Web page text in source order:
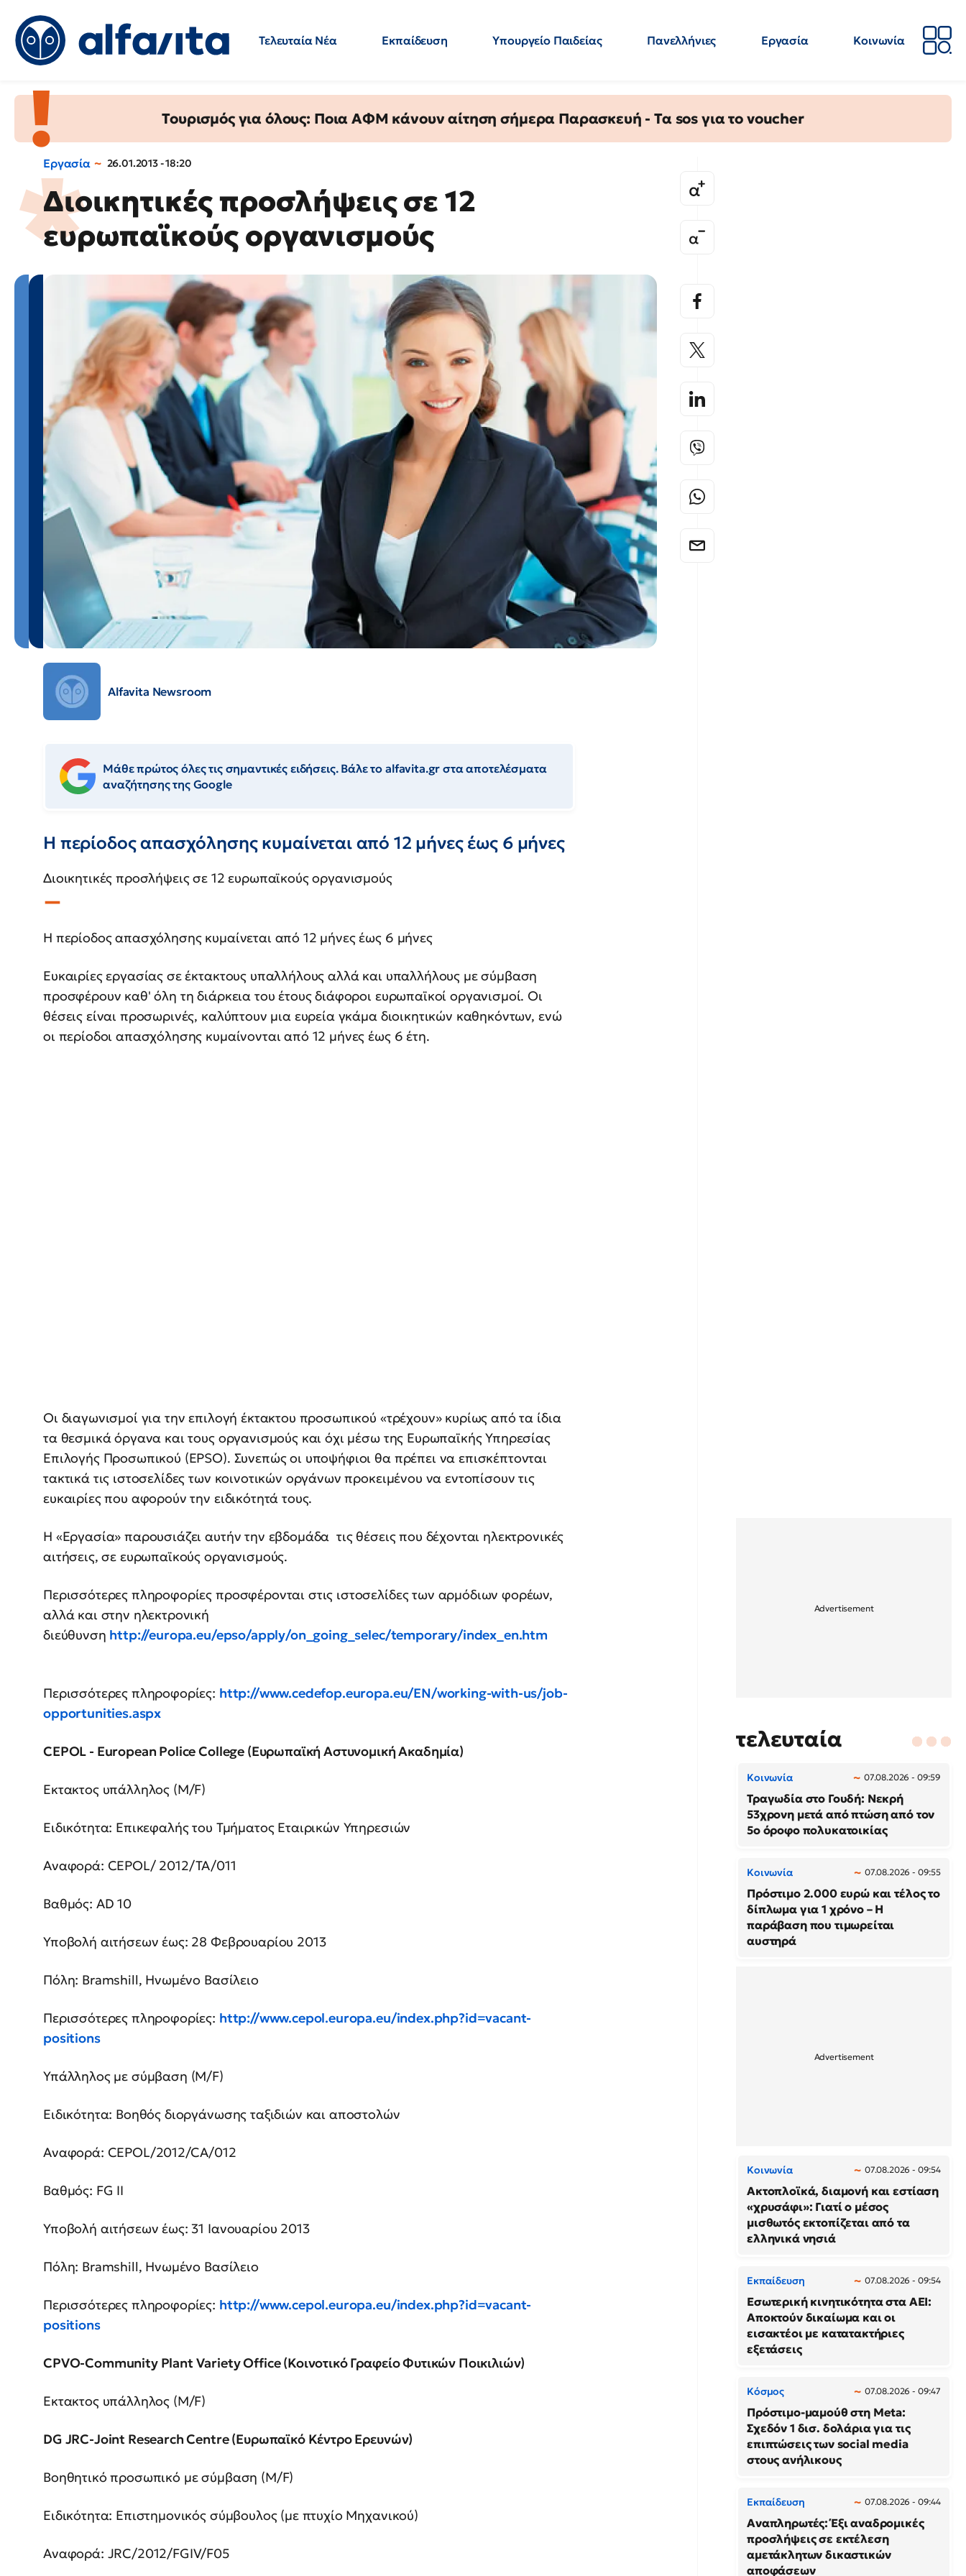
Τελευταία Νέα Εκπαίδευση Υπουργείο Παιδείας Πανελλήνιες Εργασία
Κοινωνία
Τουρισμός για όλους: Ποια ΑΦΜ κάνουν αίτηση σήμερα Παρασκευή - Τα sos για το voucher
Εργασία 26.01.2013 - 18:20
Διοικητικές προσλήψεις σε 12
ευρωπαϊκούς οργανισμούς
Alfavita Newsroom
Μάθε πρώτος όλες τις σημαντικές ειδήσεις. Βάλε το alfavita.gr στα αποτελέσματα
αναζήτησης της Google
Η περίοδος απασχόλησης κυμαίνεται από 12 μήνες έως 6 μήνες
Διοικητικές προσλήψεις σε 12 ευρωπαϊκούς οργανισμούς
Η περίοδος απασχόλησης κυμαίνεται από 12 μήνες έως 6 μήνες
Ευκαιρίες εργασίας σε έκτακτους υπαλλήλους αλλά και υπαλλήλους με σύμβαση
προσφέρουν καθ' όλη τη διάρκεια του έτους διάφοροι ευρωπαϊκοί οργανισμοί. Οι
θέσεις είναι προσωρινές, καλύπτουν μια ευρεία γκάμα διοικητικών καθηκόντων, ενώ
οι περίοδοι απασχόλησης κυμαίνονται από 12 μήνες έως 6 έτη.
Οι διαγωνισμοί για την επιλογή έκτακτου προσωπικού «τρέχουν» κυρίως από τα ίδια
τα θεσμικά όργανα και τους οργανισμούς και όχι μέσω της Ευρωπαϊκής Υπηρεσίας
Επιλογής Προσωπικού (EPSO). Συνεπώς οι υποψήφιοι θα πρέπει να επισκέπτονται
τακτικά τις ιστοσελίδες των κοινοτικών οργάνων προκειμένου να εντοπίσουν τις
ευκαιρίες που αφορούν την ειδικότητά τους.
Η «Εργασία» παρουσιάζει αυτήν την εβδομάδα τις θέσεις που δέχονται ηλεκτρονικές
αιτήσεις, σε ευρωπαϊκούς οργανισμούς.
Περισσότερες πληροφορίες προσφέρονται στις ιστοσελίδες των αρμόδιων φορέων,
αλλά και στην ηλεκτρονική
διεύθυνση http://europa.eu/epso/apply/on_going_selec/temporary/index_en.htm
Περισσότερες πληροφορίες: http://www.cedefop.europa.eu/EN/working-with-us/job-
opportunities.aspx
CEPOL - European Police College (Ευρωπαϊκή Αστυνομική Ακαδημία)
Εκτακτος υπάλληλος (M/F)
Ειδικότητα: Επικεφαλής του Τμήματος Εταιρικών Υπηρεσιών
Αναφορά: CEPOL/ 2012/TA/011
Βαθμός: AD 10
Υποβολή αιτήσεων έως: 28 Φεβρουαρίου 2013
Πόλη: Bramshill, Ηνωμένο Βασίλειο
Περισσότερες πληροφορίες: http://www.cepol.europa.eu/index.php?id=vacant-
positions
Υπάλληλος με σύμβαση (M/F)
Ειδικότητα: Βοηθός διοργάνωσης ταξιδιών και αποστολών
Αναφορά: CEPOL/2012/CA/012
Βαθμός: FG II
Υποβολή αιτήσεων έως: 31 Ιανουαρίου 2013
Πόλη: Bramshill, Ηνωμένο Βασίλειο
Περισσότερες πληροφορίες: http://www.cepol.europa.eu/index.php?id=vacant-
positions
CPVO-Community Plant Variety Office (Κοινοτικό Γραφείο Φυτικών Ποικιλιών)
Εκτακτος υπάλληλος (M/F)
DG JRC-Joint Research Centre (Ευρωπαϊκό Κέντρο Ερευνών)
Βοηθητικό προσωπικό με σύμβαση (M/F)
Ειδικότητα: Επιστημονικός σύμβουλος (με πτυχίο Μηχανικού)
Αναφορά: JRC/2012/FGIV/F05
τελευταία
Κοινωνία 07.08.2026 - 09:59
Τραγωδία στο Γουδή: Νεκρή
53χρονη μετά από πτώση από τον
5ο όροφο πολυκατοικίας
Κοινωνία 07.08.2026 - 09:55
Πρόστιμο 2.000 ευρώ και τέλος το
δίπλωμα για 1 χρόνο – Η
παράβαση που τιμωρείται
αυστηρά
Κοινωνία 07.08.2026 - 09:54
Ακτοπλοϊκά, διαμονή και εστίαση
«χρυσάφι»: Γιατί ο μέσος
μισθωτός εκτοπίζεται από τα
ελληνικά νησιά
Εκπαίδευση 07.08.2026 - 09:54
Εσωτερική κινητικότητα στα ΑΕΙ:
Αποκτούν δικαίωμα και οι
εισακτέοι με κατατακτήριες
εξετάσεις
Κόσμος 07.08.2026 - 09:47
Πρόστιμο-μαμούθ στη Meta:
Σχεδόν 1 δισ. δολάρια για τις
επιπτώσεις των social media
στους ανήλικους
Εκπαίδευση 07.08.2026 - 09:44
Αναπληρωτές: Έξι αναδρομικές
προσλήψεις σε εκτέλεση
αμετάκλητων δικαστικών
αποφάσεων